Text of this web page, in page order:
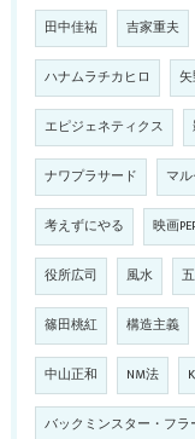
田中佳祐 吉家重夫
ハナムラチカヒロ
エピジェネティクス
ナワプラサード マ
考えずにやる 映画
役所広司 風水
篠田桃紅 構造主義
中山正和 NM法
バックミンスター・フラ